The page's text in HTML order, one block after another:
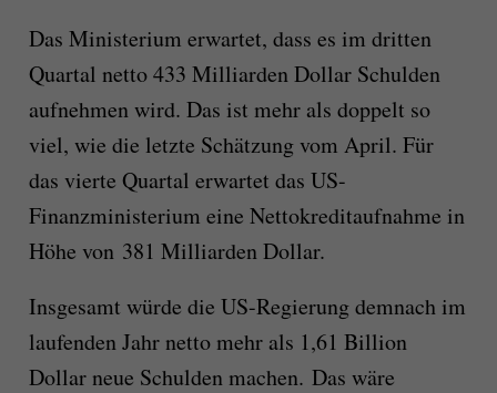
Das Ministerium erwartet, dass es im dritten
Quartal netto 433 Milliarden Dollar Schulden
aufnehmen wird. Das ist mehr als doppelt so
viel, wie die letzte Schätzung vom April. Für
das vierte Quartal erwartet das US-
Finanzministerium eine Nettokreditaufnahme in
Höhe von 381 Milliarden Dollar.
Insgesamt würde die US-Regierung demnach im
laufenden Jahr netto mehr als 1,61 Billion
Dollar neue Schulden machen. Das wäre